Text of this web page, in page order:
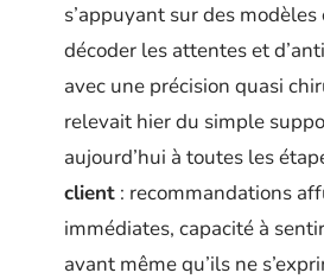
s’appuyant sur des
décoder les attentes et
avec une précision quasi
relevait hier du simple
aujourd’hui à toutes les
client : recommandations
immédiates, capacité à
avant même qu’ils ne